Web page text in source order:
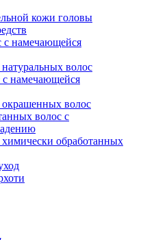
кожи головы
с намечающейся
волос
с намечающейся
волос
волос с
обработанных